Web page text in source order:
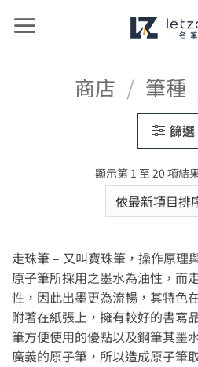
商店 / 筆種
篩選
顯示第 1 至 20 項結
走珠筆 – 又叫寶珠筆，操作原理
原子筆所採用之墨水為油性，而
性，因此出墨更為流暢，其特色
附著在紙張上，擁有較好的書寫
筆方便使用的優點以及鋼筆其墨
廣義的原子筆，所以造成原子筆